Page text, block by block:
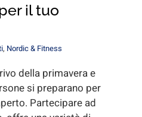
il tuo
, Nordic & Fitness
della primavera e
si preparano per
Partecipare ad